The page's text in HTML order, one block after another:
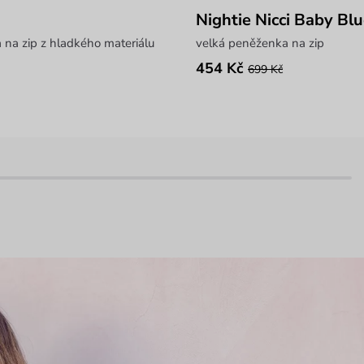
zip z hladkého materiálu
Nightie Nicci Baby
velká peněženka na zip
454 Kč 699 Kč